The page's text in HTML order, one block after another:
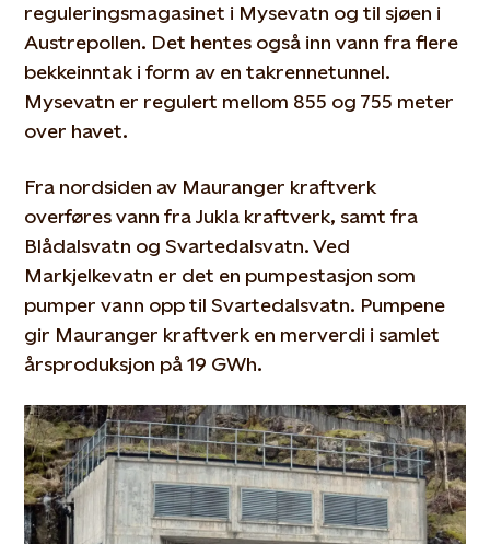
reguleringsmagasinet i Mysevatn og til sjøen i
Austrepollen. Det hentes også inn vann fra flere
bekkeinntak i form av en takrennetunnel.
Mysevatn er regulert mellom 855 og 755 meter
over havet.
Fra nordsiden av Mauranger kraftverk
overføres vann fra Jukla kraftverk, samt fra
Blådalsvatn og Svartedalsvatn. Ved
Markjelkevatn er det en pumpestasjon som
pumper vann opp til Svartedalsvatn. Pumpene
gir Mauranger kraftverk en merverdi i samlet
årsproduksjon på 19 GWh.